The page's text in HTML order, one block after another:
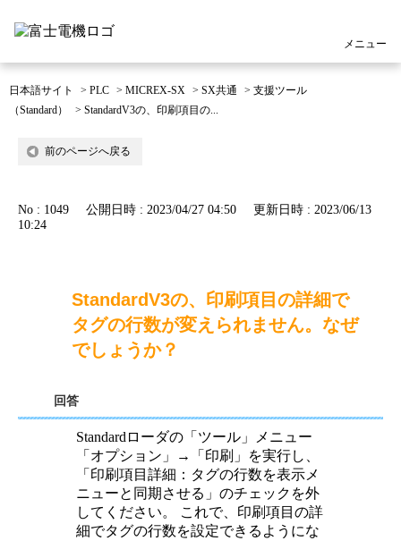
メニュー
日本語サイト > PLC > MICREX-SX > SX共通 > 支援ツール
（Standard）
> StandardV3の、印刷項目の...
前のページへ戻る
No : 1049 公開日時 : 2023/04/27 04:50
更新日時 : 2023/06/13
10:24
StandardV3の、印刷項目の詳細で
タグの行数が変えられません。なぜ
でしょうか？
回答
Standardローダの「ツール」メニュー
「オプション」→「印刷」を実行し、
「印刷項目詳細：タグの行数を表示メ
ニューと同期させる」のチェックを外
してください。 これで、印刷項目の詳
細でタグの行数を設定できるようにな